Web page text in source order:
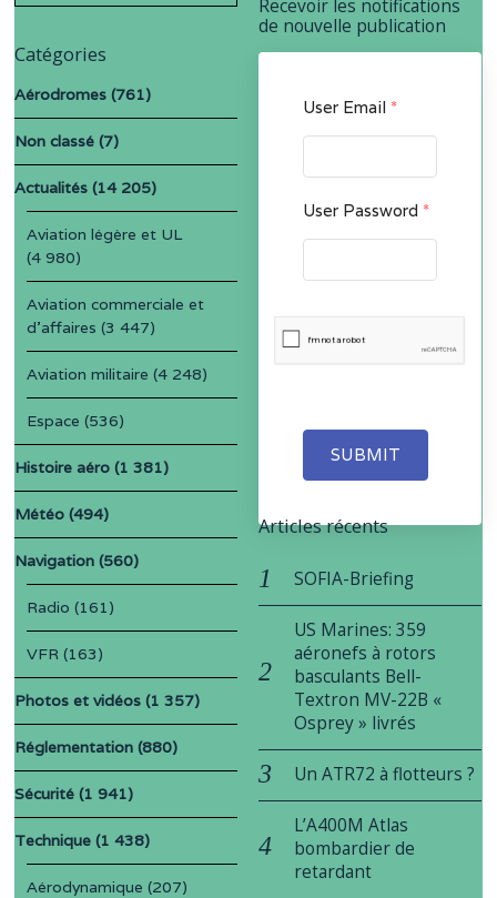
Recevoir les notifications
de nouvelle publication
User Email *
User Password *
SUBMIT
Catégories
Aérodromes (761)
Non classé (7)
Actualités (14 205)
Aviation légère et UL
(4 980)
Aviation commerciale et
d'affaires (3 447)
Aviation militaire (4 248)
Espace (536)
Histoire aéro (1 381)
Météo (494)
Navigation (560)
Radio (161)
VFR (163)
Photos et vidéos (1 357)
Réglementation (880)
Sécurité (1 941)
Technique (1 438)
Aérodynamique (207)
Articles récents
SOFIA-Briefing
US Marines: 359
aéronefs à rotors
basculants Bell-
Textron MV-22B «
Osprey » livrés
Un ATR72 à flotteurs ?
L’A400M Atlas
bombardier de
retardant